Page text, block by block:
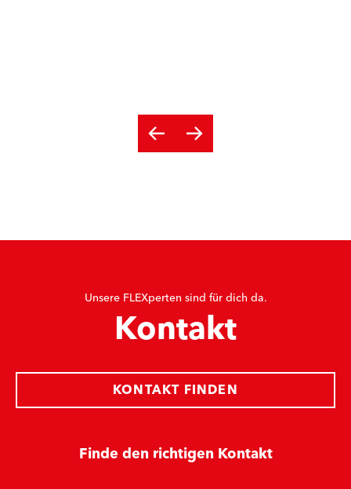
Unsere FLEXperten sind für dich da.
Kontakt
Finde den richtigen Kontakt
KONTAKT FINDEN